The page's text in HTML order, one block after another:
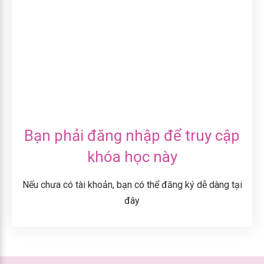
Bạn phải đăng nhập để truy cập
khóa học này
Nếu chưa có tài khoản, bạn có thể đăng ký dễ dàng tại
đây